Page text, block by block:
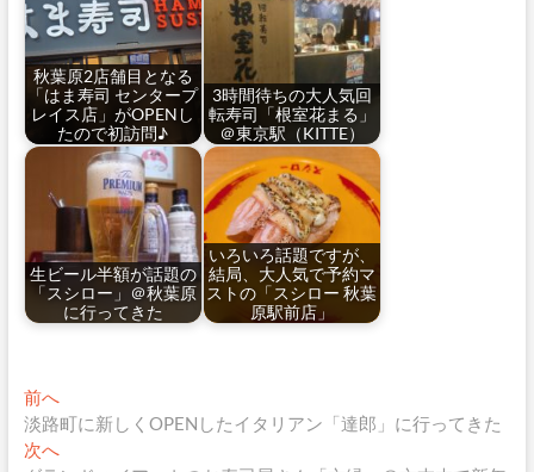
秋葉原2店舗目となる
「はま寿司 センタープ
レイス店」がOPENし
たので初訪問♪
3時間待ちの大人気回
転寿司「根室花まる」
＠東京駅（KITTE）
生ビール半額が話題の
「スシロー」＠秋葉原
に行ってきた
いろいろ話題ですが、
結局、大人気で予約マ
ストの「スシロー 秋葉
原駅前店」
投
稿
前へ過
去
の
淡路町に新しくOPENしたイタリアン「達郎」に行ってきた
次へ次